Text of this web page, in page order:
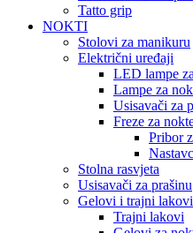
Tatto grip
NOKTI
Stolovi za manikuru
Električni uređaji
LED lampe
Lampe za
Usisavači za
Freze za
Pribor
Stolna rasvjeta
Usisavači za prašinu
Gelovi i trajni lakovi
Trajni lakovi